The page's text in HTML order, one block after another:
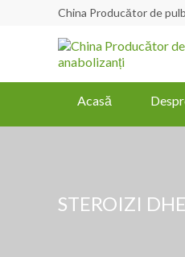
China Producător de
Acasă
STEROIZI